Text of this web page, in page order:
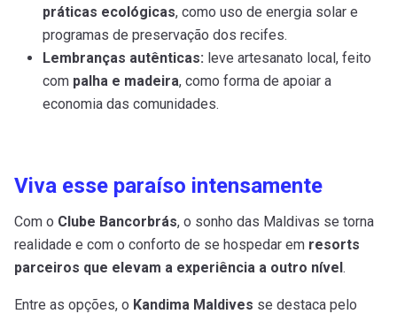
práticas ecológicas, como uso de energia solar e
programas de preservação dos recifes.
Lembranças autênticas: leve artesanato local, feito
com palha e madeira, como forma de apoiar a
economia das comunidades.
Viva esse paraíso intensamente
Com o Clube Bancorbrás, o sonho das Maldivas se torna
realidade e com o conforto de se hospedar em resorts
parceiros que elevam a experiência a outro nível.
Entre as opções, o Kandima Maldives se destaca pelo